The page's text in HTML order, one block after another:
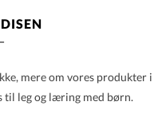
mere om vores produkter i
til leg og læring med børn.